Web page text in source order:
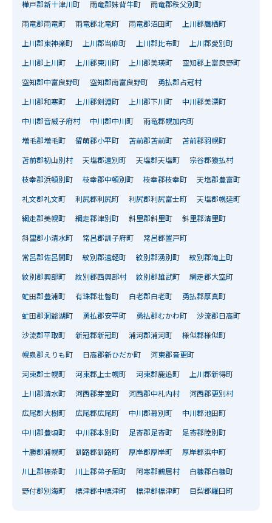
樺戸郡新十津川町 雨竜郡妹背牛町 雨竜郡秩父別町
雨竜郡雨竜町 雨竜郡北竜町 雨竜郡沼田町 上川郡鷹栖町
上川郡東神楽町 上川郡当麻町 上川郡比布町 上川郡愛別町
上川郡上川町 上川郡東川町 上川郡美瑛町 空知郡上富良野町
空知郡中富良野町 空知郡南富良野町 勇払郡占冠村
上川郡和寒町 上川郡剣淵町 上川郡下川町 中川郡美深町
中川郡音威子府村 中川郡中川町 雨竜郡幌加内町
増毛郡増毛町 留萌郡小平町 苫前郡苫前町 苫前郡羽幌町
苫前郡初山別村 天塩郡遠別町 天塩郡天塩町 宗谷郡猿払村
枝幸郡浜頓別町 枝幸郡中頓別町 枝幸郡枝幸町 天塩郡豊富町
礼文郡礼文町 利尻郡利尻町 利尻郡利尻富士町 天塩郡幌延町
網走郡美幌町 網走郡津別町 斜里郡斜里町 斜里郡清里町
斜里郡小清水町 常呂郡訓子府町 常呂郡置戸町
常呂郡佐呂間町 紋別郡遠軽町 紋別郡湧別町 紋別郡滝上町
紋別郡興部町 紋別郡西興部村 紋別郡雄武町 網走郡大空町
虻田郡豊浦町 有珠郡壮瞥町 白老郡白老町 勇払郡厚真町
虻田郡洞爺湖町 勇払郡安平町 勇払郡むかわ町 沙流郡日高町
沙流郡平取町 新冠郡新冠町 浦河郡浦河町 様似郡様似町
幌泉郡えりも町 日高郡新ひだか町 河東郡音更町
河東郡士幌町 河東郡上士幌町 河東郡鹿追町 上川郡新得町
上川郡清水町 河西郡芽室町 河西郡中札内村 河西郡更別村
広尾郡大樹町 広尾郡広尾町 中川郡幕別町 中川郡池田町
中川郡豊頃町 中川郡本別町 足寄郡足寄町 足寄郡陸別町
十勝郡浦幌町 釧路郡釧路町 厚岸郡厚岸町 厚岸郡浜中町
川上郡標茶町 川上郡弟子屈町 阿寒郡鶴居村 白糠郡白糠町
野付郡別海町 標津郡中標津町 標津郡標津町 目梨郡羅臼町